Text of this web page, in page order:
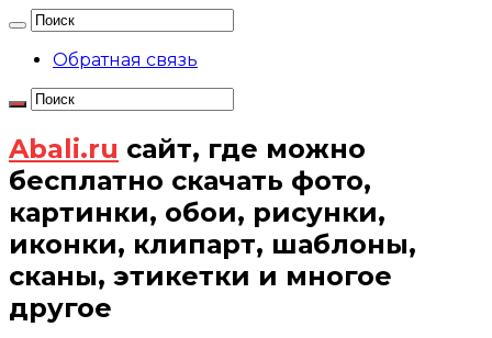
Обратная связь
Abali.ru сайт, где можно
бесплатно скачать фото,
картинки, обои, рисунки,
иконки, клипарт, шаблоны,
сканы, этикетки и многое
другое